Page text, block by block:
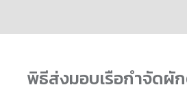
พิธีส่งมอบเรือกำจัดผั